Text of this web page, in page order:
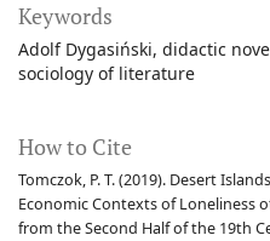
Keywords
Adolf Dygasiński didactic
sociology of literature
How to Cite
Tomczok, P. T. (2019). Desert
Economic Contexts of Loneliness
from the Second Half of the 19th